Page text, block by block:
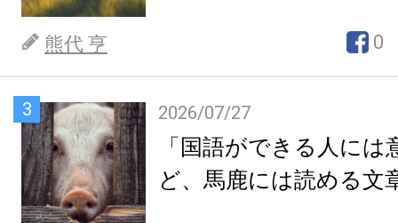
熊代 亨 0
3 2026/07/27
「国語ができる人には
ど、馬鹿には読める文